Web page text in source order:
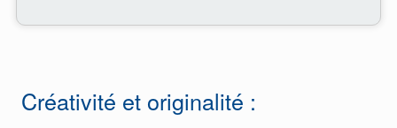
Créativité et originalité :